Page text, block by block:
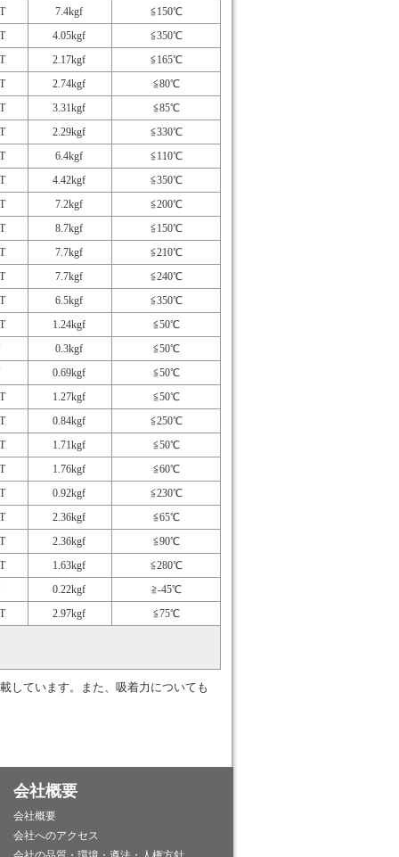
7.4kgf
≦150℃
4.05kgf
≦350℃
2.17kgf
≦165℃
2.74kgf
≦80℃
3.31kgf
≦85℃
2.29kgf
≦330℃
6.4kgf
≦110℃
4.42kgf
≦350℃
7.2kgf
≦200℃
8.7kgf
≦150℃
7.7kgf
≦210℃
7.7kgf
≦240℃
6.5kgf
≦350℃
1.24kgf
≦50℃
0.3kgf
≦50℃
0.69kgf
≦50℃
1.27kgf
≦50℃
0.84kgf
≦250℃
1.71kgf
≦50℃
1.76kgf
≦60℃
0.92kgf
≦230℃
2.36kgf
≦65℃
2.36kgf
≦90℃
1.63kgf
≦280℃
0.22kgf
≧-45℃
2.97kgf ≦75℃
しています。また、吸着力についても
会社概要
会社概要
会社へのアクセス